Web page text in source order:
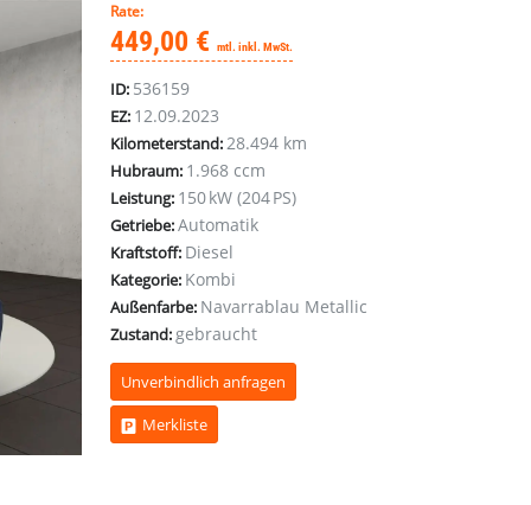
Rate:
449,00 € mtl. inkl. MwSt.
ID: 536159
EZ: 12.09.2023
Kilometerstand:28.494 km
Hubraum: 1.968 ccm
Leistung: 150 kW (204 PS)
Getriebe:Automatik
Kraftstoff: Diesel
Kategorie: Kombi
Außenfarbe: Navarrablau Metallic
Zustand:gebraucht
Unverbindlich anfragen
Merkliste